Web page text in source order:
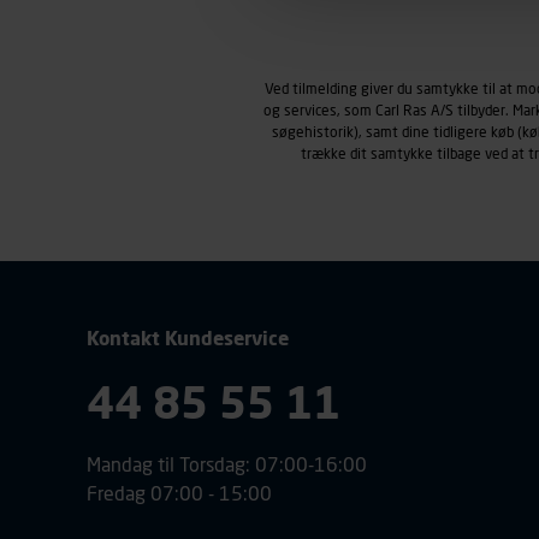
personoplysninger om
klikkes på, sider/indhold
smartphone mv.) samt de
Ved tilmelding giver du samtykke til at
og services, som Carl Ras A/S tilbyder.
søgehistorik), samt dine tidligere køb
trække dit samtykke tilbage ved at
Kontakt Kundeservice
44 85 55 11
Mandag til Torsdag: 07:00-16:00
Fredag 07:00 - 15:00